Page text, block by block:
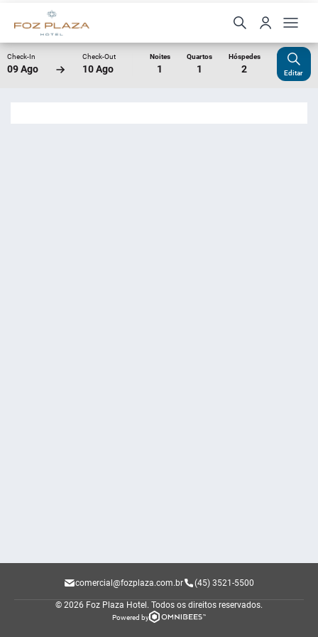
Check-In
09 Ago
Check-Out
10 Ago
Noites
1
Quartos
1
Hóspedes
2 Editar
comercial@fozplaza.com.br (45) 3521-5500
© 2026 Foz Plaza Hotel. Todos os direitos reservados.
Powered by